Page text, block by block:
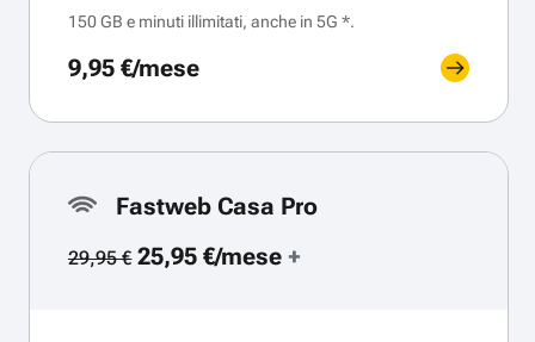
150 GB e minuti illimitati, anche in 5G *.
9,95 €/mese
Fastweb Casa Pro
29,95 €25,95 €/mese+